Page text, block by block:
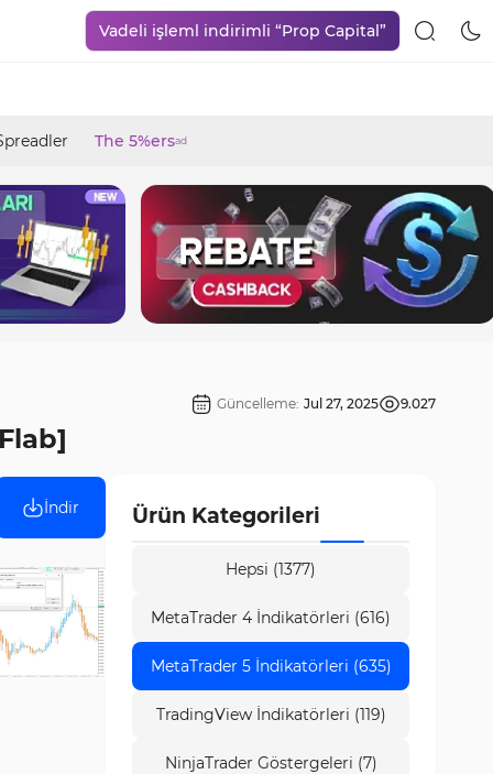
Vadeli işleml indirimli “Prop Capital”
The 5%ersad
Güncelleme: Jul 27, 2025 9.027
İndir Ürün Kategorileri
Hepsi (1377)
MetaTrader 4 İndikatörleri (616)
MetaTrader 5 İndikatörleri (635)
TradingView İndikatörleri (119)
NinjaTrader Göstergeleri (7)